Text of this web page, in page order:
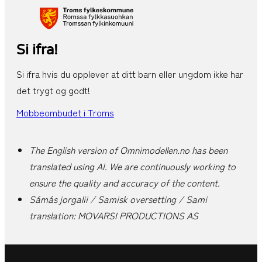
Si ifra!
Si ifra hvis du opplever at ditt barn eller ungdom ikke har
det trygt og godt!
Mobbeombudet i Troms
The English version of Omnimodellen.no has been
translated using AI. We are continuously working to
ensure the quality and accuracy of the content.
Sámás jorgalii / Samisk oversetting / Sami
translation: MOVARSI PRODUCTIONS AS